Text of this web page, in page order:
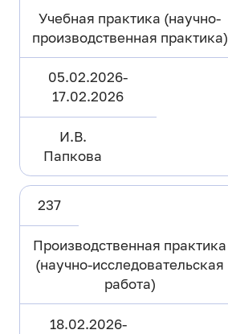
Учебная практика (научно-
производственная практика)
05.02.2026-
17.02.2026
И.В.
Папкова
237
Производственная практика
(научно-исследовательская
работа)
18.02.2026-